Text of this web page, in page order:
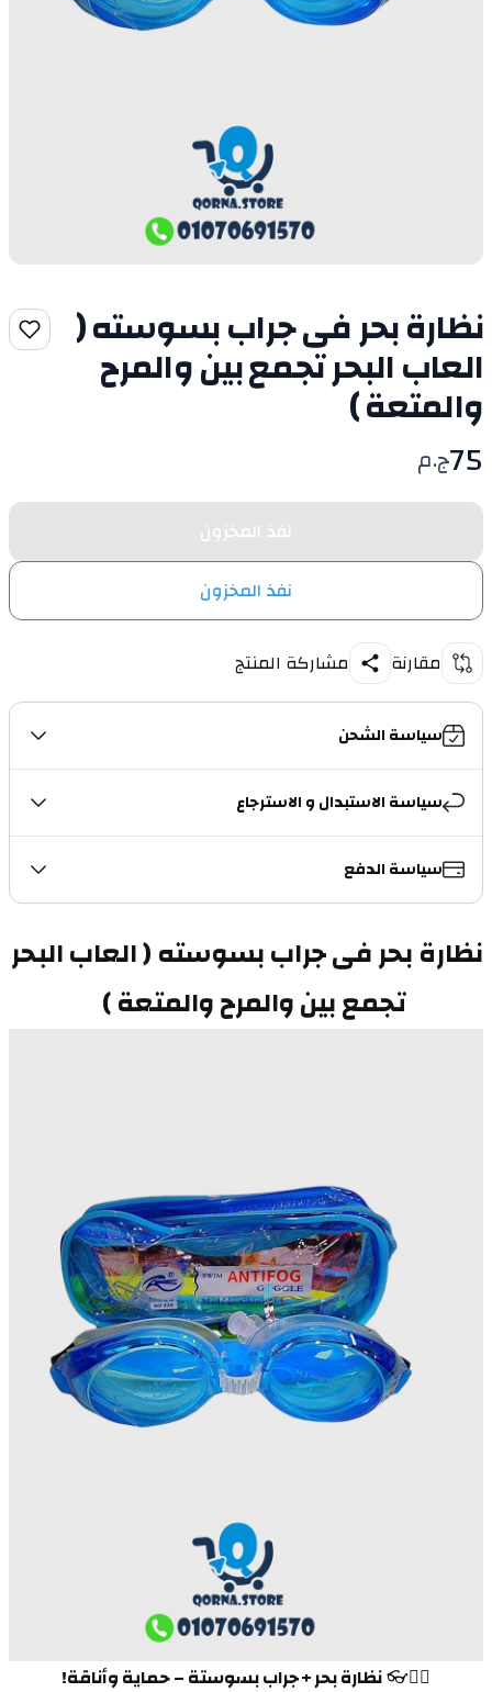
نظارة بحر فى جراب بسوسته (
العاب البحر تجمع بين والمرح
والمتعة )
75ج.م
نفذ المخزون
نفذ المخزون
مقارنة مشاركة المنتج
سياسة الشحن
سياسة الاستبدال و الاسترجاع
سياسة الدفع
تجمع بين والمرح والمتعة )
🏊‍♂️👓 نظارة بحر + جراب بسوستة – حماية وأناقة!